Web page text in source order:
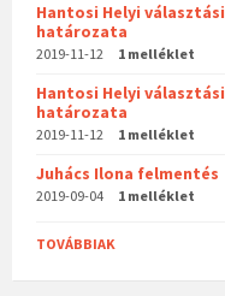
Hantosi Helyi
határozata
2019-11-12 1 melléklet
Hantosi Helyi
határozata
2019-11-12 1 melléklet
Juhács Ilona felmentés
2019-09-04 1 melléklet
TOVÁBBIAK